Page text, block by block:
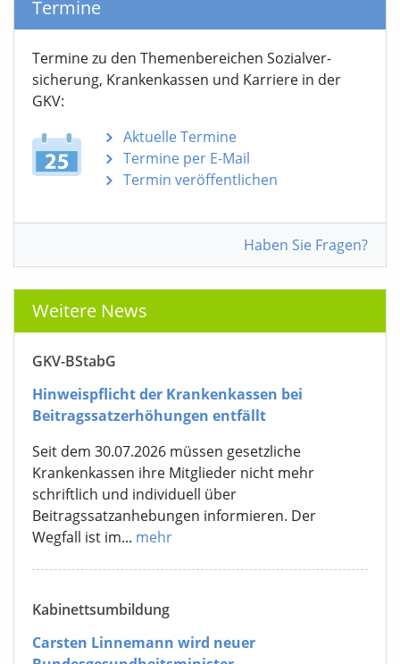
Termine
Termine zu den Themen­bereichen Sozialver­
sicherung, Krankenkassen und Karriere in der
GKV:
Aktuelle Termine
Termine per E-Mail
Termin veröffentlichen
Haben Sie Fragen?
Weitere News
GKV-BStabG
Hinweispflicht der Krankenkassen bei
Beitragssatzerhöhungen entfällt
Seit dem 30.07.2026 müssen gesetzliche
Krankenkassen ihre Mitglieder nicht mehr
schriftlich und individuell über
Beitragssatzanhebungen informieren. Der
Wegfall ist im... mehr
Kabinettsumbildung
Carsten Linnemann wird neuer